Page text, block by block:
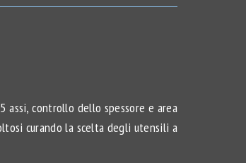
assi, controllo dello spessore e area
curando la scelta degli utensili a